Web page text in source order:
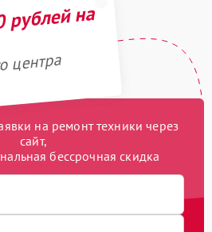
на
центра
на ремонт техники через
сайт,
бессрочная скидка